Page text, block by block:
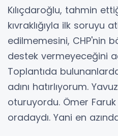
Kılıçdaroğlu, tahmin
kıvraklığıyla ilk soruyu
edilmemesini, CHP'nin
destek vermeyeceğini
Toplantıda
adını hatırlıyorum.
oturuyordu. Ömer
oradaydı. Yani en